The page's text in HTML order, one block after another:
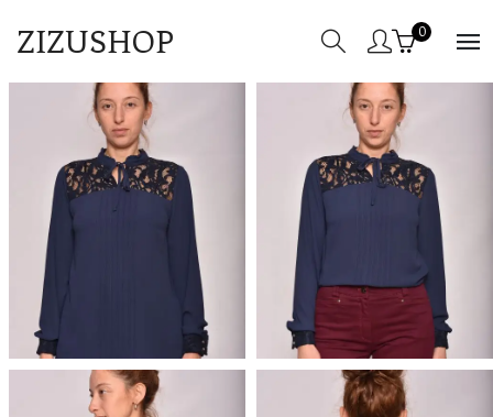
ZIZUSHOP 0